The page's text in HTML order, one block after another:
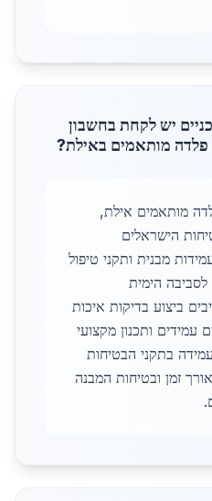
יש לקחת בחשבון
פלדה מותאמים באילת?
מותאמים אילת,
הישראלים
מבנית ותקני טיפול
לסביבה הימית
ביצוע בדיקות איכות
עמידים ותכנון מקצועי
בתקני הבטיחות
זמן ובטיחות המבנה